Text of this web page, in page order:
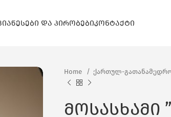
ᲬᲔᲡᲔᲑᲘ ᲓᲐ ᲞᲘᲠᲝᲑᲔᲑᲘᲙᲝᲜᲢᲐᲥᲢᲘ
Home ქართულ-
მოსასხამი